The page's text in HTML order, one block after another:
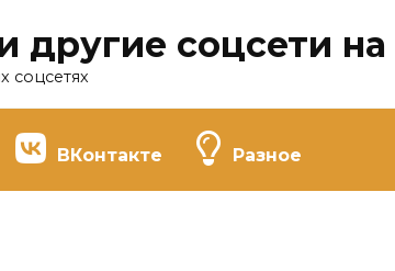
другие соцсети
соцсетях
ВКонтакте Разное